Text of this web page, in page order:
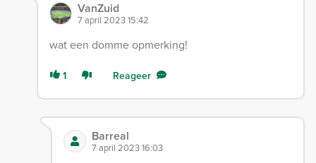
VanZuid
7 april 2023 15:42
wat een domme opmerking!
1 Reageer
Barreal
7 april 2023 16:03